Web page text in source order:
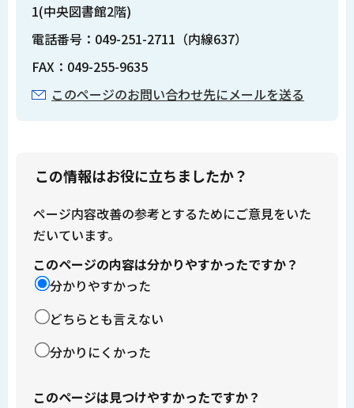
1(中央図書館2階)
電話番号：049-251-2711（内線637）
FAX：049-255-9635
このページのお問い合わせ先にメールを送る
この情報はお役に立ちましたか？
ページ内容改善の参考とするためにご意見をいた
だいています。
このページの内容は分かりやすかったですか？
分かりやすかった
どちらとも言えない
分かりにくかった
このページは見つけやすかったですか？